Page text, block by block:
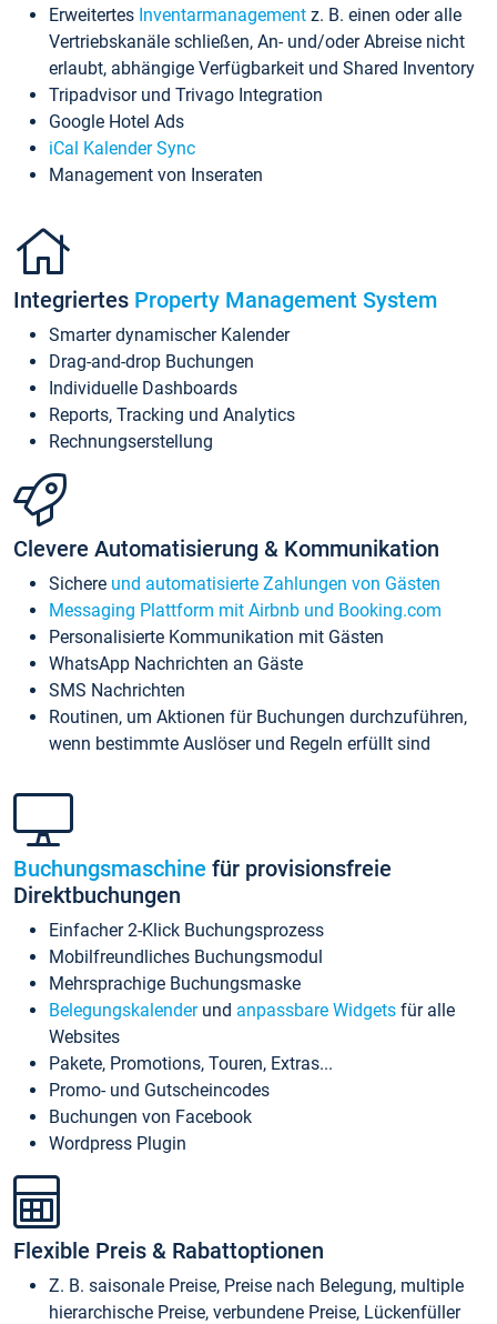
Erweitertes Inventarmanagement z. B. einen oder alle
Vertriebskanäle schließen, An- und/oder Abreise nicht
erlaubt, abhängige Verfügbarkeit und Shared Inventory
Tripadvisor und Trivago Integration
Google Hotel Ads
iCal Kalender Sync
Management von Inseraten
Integriertes Property Management System
Smarter dynamischer Kalender
Drag-and-drop Buchungen
Individuelle Dashboards
Reports, Tracking und Analytics
Rechnungserstellung
Clevere Automatisierung & Kommunikation
Sichere und automatisierte Zahlungen von Gästen
Messaging Plattform mit Airbnb und Booking.com
Personalisierte Kommunikation mit Gästen
WhatsApp Nachrichten an Gäste
SMS Nachrichten
Routinen, um Aktionen für Buchungen durchzuführen,
wenn bestimmte Auslöser und Regeln erfüllt sind
Buchungsmaschine für provisionsfreie
Direktbuchungen
Einfacher 2-Klick Buchungsprozess
Mobilfreundliches Buchungsmodul
Mehrsprachige Buchungsmaske
Belegungskalenderund anpassbare Widgets für alle
Websites
Pakete, Promotions, Touren, Extras...
Promo- und Gutscheincodes
Buchungen von Facebook
Wordpress Plugin
Flexible Preis & Rabattoptionen
Z. B. saisonale Preise, Preise nach Belegung, multiple
hierarchische Preise, verbundene Preise, Lückenfüller